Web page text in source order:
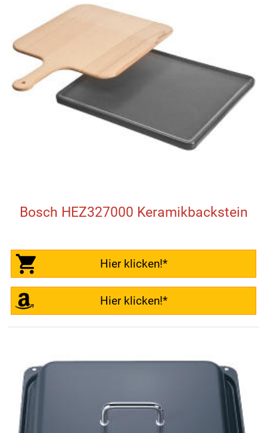
Bosch HEZ327000 Keramikbackstein
Hier klicken!*
Hier klicken!*